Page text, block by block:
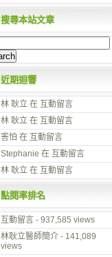
搜尋本站文章
近期迴響
林 耿立在 互動留言
林 耿立在 互動留言
害怕 在 互動留言
Stephanie 在 互動留言
林 耿立在 互動留言
點閱率排名
互動留言- 937,585 views
林耿立醫師簡介- 141,089
views